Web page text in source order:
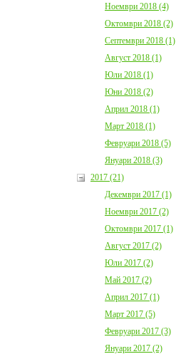
Ноември 2018 (4)
Октомври 2018 (2)
Септември 2018 (1)
Август 2018 (1)
Юли 2018 (1)
Юни 2018 (2)
Април 2018 (1)
Март 2018 (1)
Февруари 2018 (5)
Януари 2018 (3)
2017 (21)
Декември 2017 (1)
Ноември 2017 (2)
Октомври 2017 (1)
Август 2017 (2)
Юли 2017 (2)
Май 2017 (2)
Април 2017 (1)
Март 2017 (5)
Февруари 2017 (3)
Януари 2017 (2)